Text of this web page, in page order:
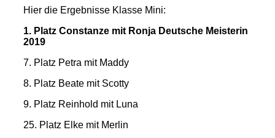
Hier die Ergebnisse Klasse Mini:
1. Platz Constanze mit Ronja Deutsche Meisterin
2019
7. Platz Petra mit Maddy
8. Platz Beate mit Scotty
9. Platz Reinhold mit Luna
25. Platz Elke mit Merlin